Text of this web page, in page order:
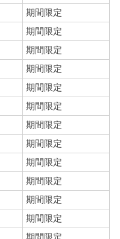
期間限定
期間限定
期間限定
期間限定
期間限定
期間限定
期間限定
期間限定
期間限定
期間限定
期間限定
期間限定